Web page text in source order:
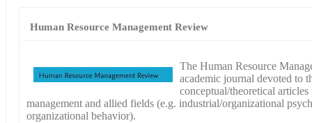
Human Resource Management Review
The Human Resource
academic journal devoted to
conceptual/theoretical
management and allied fields (e.g. industrial/organizational
organizational behavior).